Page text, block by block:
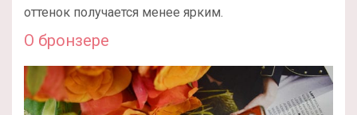
оттенок получается менее ярким.
О бронзере